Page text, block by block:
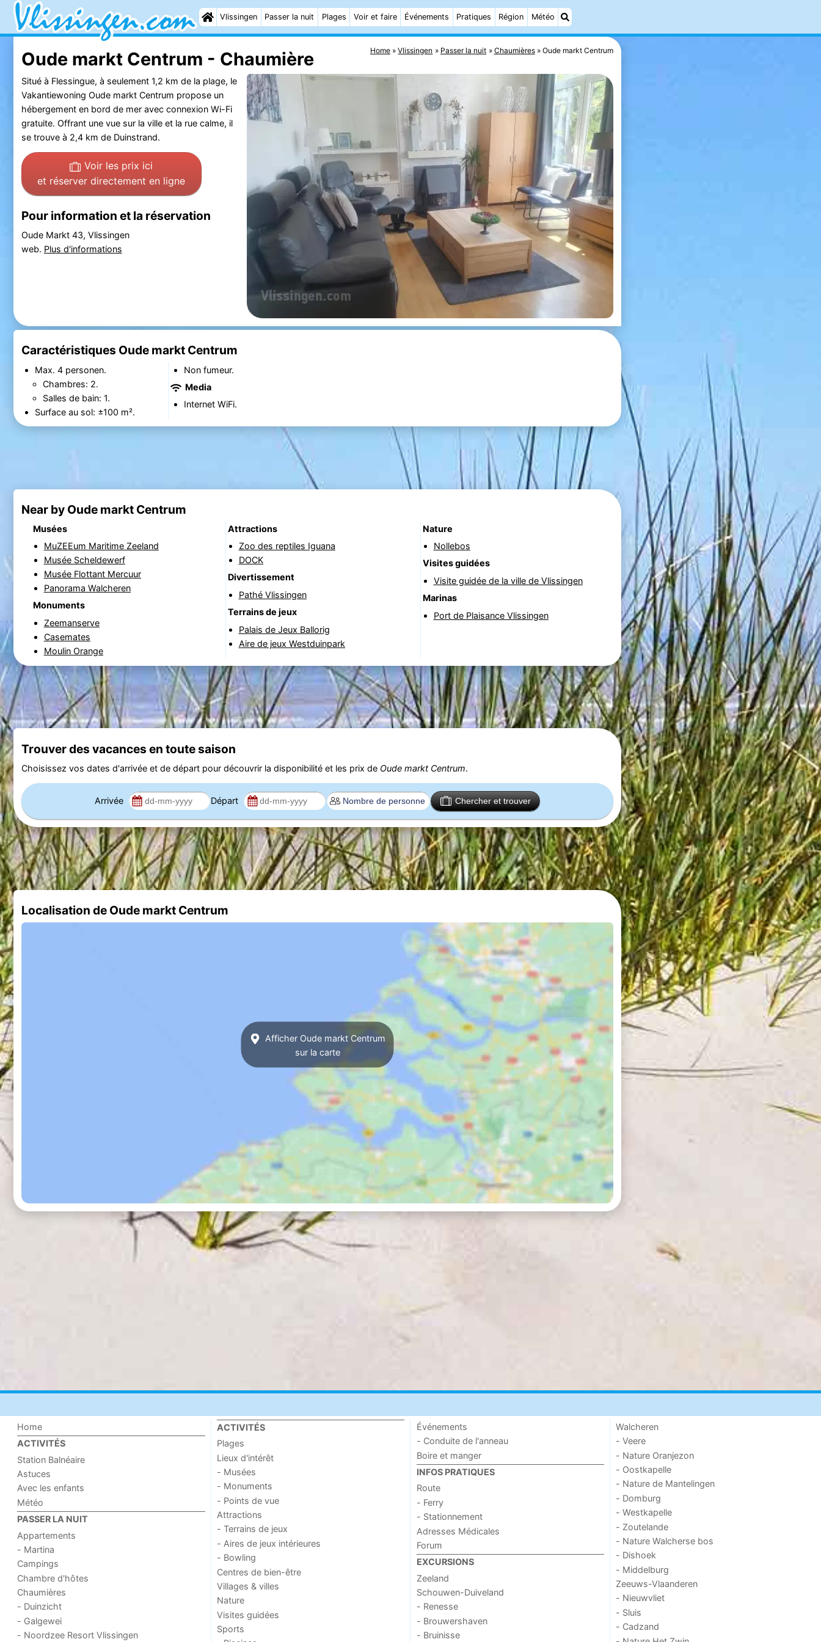
Vlissingen Passer la nuit Plages Voir et faire Événements Pratiques Région Météo
Home Vlissingen Passer la nuit Chaumières Oude markt Centrum
Oude markt Centrum - Chaumière
Situé à Flessingue, à seulement 1,2 km de la plage, le
Vakantiewoning Oude markt Centrum propose un
hébergement en bord de mer avec connexion Wi-Fi
gratuite. Offrant une vue sur la ville et la rue calme, il
se trouve à 2,4 km de Duinstrand.
Voir les prix ici
et réserver directement en ligne
Pour information et la réservation
Oude Markt 43, Vlissingen
web. Plus d'informations
Caractéristiques Oude markt Centrum
Max. 4 personen.
Chambres: 2.
Salles de bain: 1.
Surface au sol: ±100 m².
Non fumeur.
Media
Internet WiFi.
Near by Oude markt Centrum
Musées
MuZEEum Maritime Zeeland
Musée Scheldewerf
Musée Flottant Mercuur
Panorama Walcheren
Monuments
Zeemanserve
Casemates
Moulin Orange
Attractions
Zoo des reptiles Iguana
DOCK
Divertissement
Pathé Vlissingen
Terrains de jeux
Palais de Jeux Ballorig
Aire de jeux Westduinpark
Nature
Nollebos
Visites guidées
Visite guidée de la ville de Vlissingen
Marinas
Port de Plaisance Vlissingen
Trouver des vacances en toute saison
Choisissez vos dates d'arrivée et de départ pour découvrir la disponibilité et les prix de Oude markt Centrum.
Arrivée Départ Chercher et trouver
Localisation de Oude markt Centrum
Afficher Oude markt Centrum
sur la carte
Home
ACTIVITÉS
Station Balnéaire
Astuces
Avec les enfants
Météo
PASSER LA NUIT
Appartements
- Martina
Campings
Chambre d'hôtes
Chaumières
- Duinzicht
- Galgewei
- Noordzee Resort Vlissingen
ACTIVITÉS
Plages
Lieux d'intérêt
- Musées
- Monuments
- Points de vue
Attractions
- Terrains de jeux
- Aires de jeux intérieures
- Bowling
Centres de bien-être
Villages & villes
Nature
Visites guidées
Sports
Événements
- Conduite de l'anneau
Boire et manger
INFOS PRATIQUES
Route
- Ferry
- Stationnement
Adresses Médicales
Forum
EXCURSIONS
Zeeland
Schouwen-Duiveland
- Renesse
- Brouwershaven
- Bruinisse
Walcheren
- Veere
- Nature Oranjezon
- Oostkapelle
- Nature de Mantelingen
- Domburg
- Westkapelle
- Zoutelande
- Nature Walcherse bos
- Dishoek
- Middelburg
Zeeuws-Vlaanderen
- Nieuwvliet
- Sluis
- Cadzand